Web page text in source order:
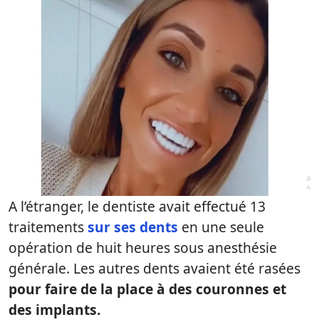
A l’étranger, le dentiste avait effectué 13
traitementssur ses dents en une seule
opération de huit heures sous anesthésie
générale. Les autres dents avaient été rasées
pour faire de la place à des couronnes et
des implants.